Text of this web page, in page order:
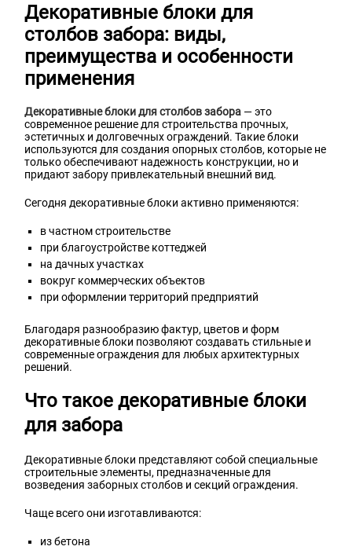
Декоративные блоки для
столбов забора: виды,
преимущества и особенности
применения
Декоративные блоки для столбов забора — это
современное решение для строительства прочных,
эстетичных и долговечных ограждений. Такие блоки
используются для создания опорных столбов, которые не
только обеспечивают надежность конструкции, но и
придают забору привлекательный внешний вид.
Сегодня декоративные блоки активно применяются:
в частном строительстве
при благоустройстве коттеджей
на дачных участках
вокруг коммерческих объектов
при оформлении территорий предприятий
Благодаря разнообразию фактур, цветов и форм
декоративные блоки позволяют создавать стильные и
современные ограждения для любых архитектурных
решений.
Что такое декоративные блоки
для забора
Декоративные блоки представляют собой специальные
строительные элементы, предназначенные для
возведения заборных столбов и секций ограждения.
Чаще всего они изготавливаются:
из бетона